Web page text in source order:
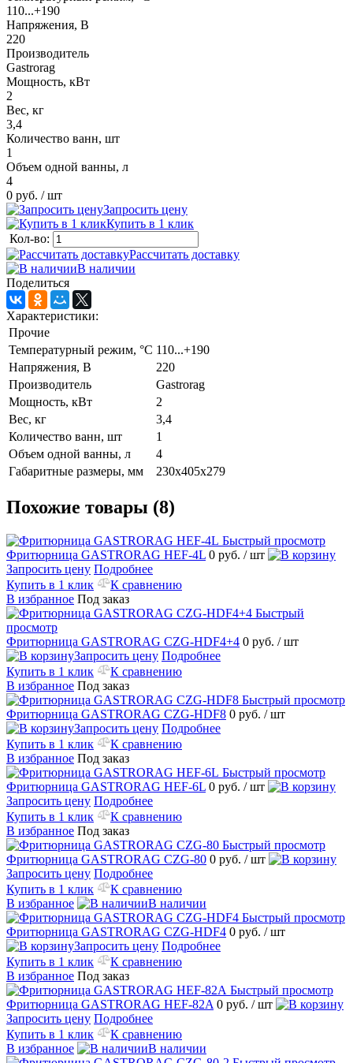
110...+190
Напряжения, В
220
Производитель
Gastrorag
Мощность, кВт
2
Вес, кг
3,4
Количество ванн, шт
1
Объем одной ванны, л
4
0 руб. / шт
Запросить цену
Купить в 1 клик
Кол-во:
Рассчитать доставку
В наличии
Поделиться
Характеристики:
Прочие
Температурный режим, °C 110...+190
Напряжения, В
220
Производитель
Gastrorag
Мощность, кВт
2
Вес, кг
3,4
Количество ванн, шт
1
Объем одной ванны, л
4
Габаритные размеры, мм
230х405х279
Похожие товары (8)
Быстрый просмотр
Фритюрница GASTRORAG HEF-4L 0 руб. / шт
Запросить цену Подробнее
Купить в 1 клик
К сравнению
В избранное Под заказ
Быстрый
просмотр
Фритюрница GASTRORAG CZG-HDF4+4 0 руб. / шт
Запросить цену Подробнее
Купить в 1 клик
К сравнению
В избранное Под заказ
Быстрый просмотр
Фритюрница GASTRORAG CZG-HDF8 0 руб. / шт
Запросить цену Подробнее
Купить в 1 клик
К сравнению
В избранное Под заказ
Быстрый просмотр
Фритюрница GASTRORAG HEF-6L 0 руб. / шт
Запросить цену Подробнее
Купить в 1 клик
К сравнению
В избранное Под заказ
Быстрый просмотр
Фритюрница GASTRORAG CZG-80 0 руб. / шт
Запросить цену Подробнее
Купить в 1 клик
К сравнению
В избранное
В наличии
Быстрый просмотр
Фритюрница GASTRORAG CZG-HDF4 0 руб. / шт
Запросить цену Подробнее
Купить в 1 клик
К сравнению
В избранное Под заказ
Быстрый просмотр
Фритюрница GASTRORAG HEF-82A 0 руб. / шт
Запросить цену Подробнее
Купить в 1 клик
К сравнению
В избранное
В наличии